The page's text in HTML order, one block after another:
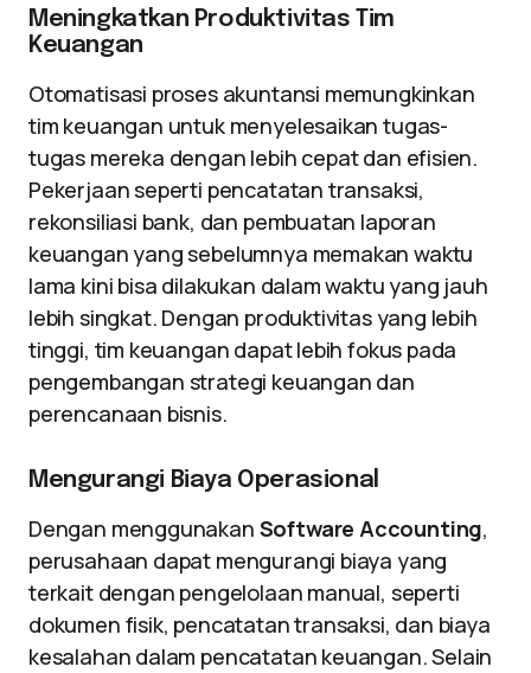
Meningkatkan Produktivitas Tim
Keuangan
Otomatisasi proses akuntansi memungkinkan
tim keuangan untuk menyelesaikan tugas-
tugas mereka dengan lebih cepat dan efisien.
Pekerjaan seperti pencatatan transaksi,
rekonsiliasi bank, dan pembuatan laporan
keuangan yang sebelumnya memakan waktu
lama kini bisa dilakukan dalam waktu yang jauh
lebih singkat. Dengan produktivitas yang lebih
tinggi, tim keuangan dapat lebih fokus pada
pengembangan strategi keuangan dan
perencanaan bisnis.
Mengurangi Biaya Operasional
Dengan menggunakan Software Accounting,
perusahaan dapat mengurangi biaya yang
terkait dengan pengelolaan manual, seperti
dokumen fisik, pencatatan transaksi, dan biaya
kesalahan dalam pencatatan keuangan. Selain